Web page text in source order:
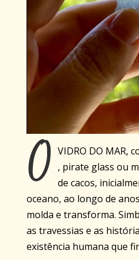
O VIDRO DO MAR,
, pirate glass ou
de cacos,
oceano, ao longo de
molda e transforma.
as travessias e as
existência humana que